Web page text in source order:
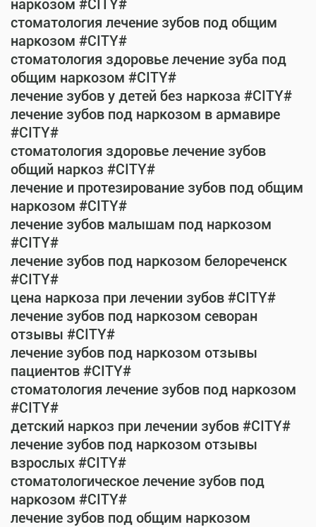
наркозом #CITY#
стоматология лечение зубов под общим
наркозом #CITY#
стоматология здоровье лечение зуба под
общим наркозом #CITY#
лечение зубов у детей без наркоза #CITY#
лечение зубов под наркозом в армавире
#CITY#
стоматология здоровье лечение зубов
общий наркоз #CITY#
лечение и протезирование зубов под общим
наркозом #CITY#
лечение зубов малышам под наркозом
#CITY#
лечение зубов под наркозом белореченск
#CITY#
цена наркоза при лечении зубов #CITY#
лечение зубов под наркозом севоран
отзывы #CITY#
лечение зубов под наркозом отзывы
пациентов #CITY#
стоматология лечение зубов под наркозом
#CITY#
детский наркоз при лечении зубов #CITY#
лечение зубов под наркозом отзывы
взрослых #CITY#
стоматологическое лечение зубов под
наркозом #CITY#
лечение зубов под общим наркозом